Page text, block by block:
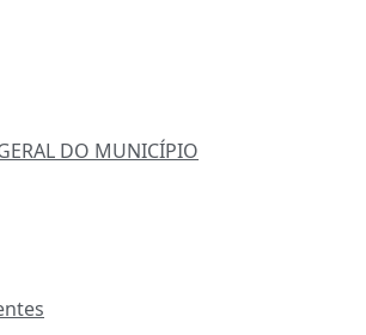
DO MUNICÍPIO